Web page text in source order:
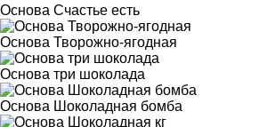
Основа Счастье есть
Основа Творожно-ягодная
Основа три шоколада
Основа Шоколадная бомба